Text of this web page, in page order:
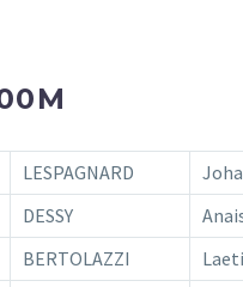
LESPAGNARD
DESSY
BERTOLAZZI